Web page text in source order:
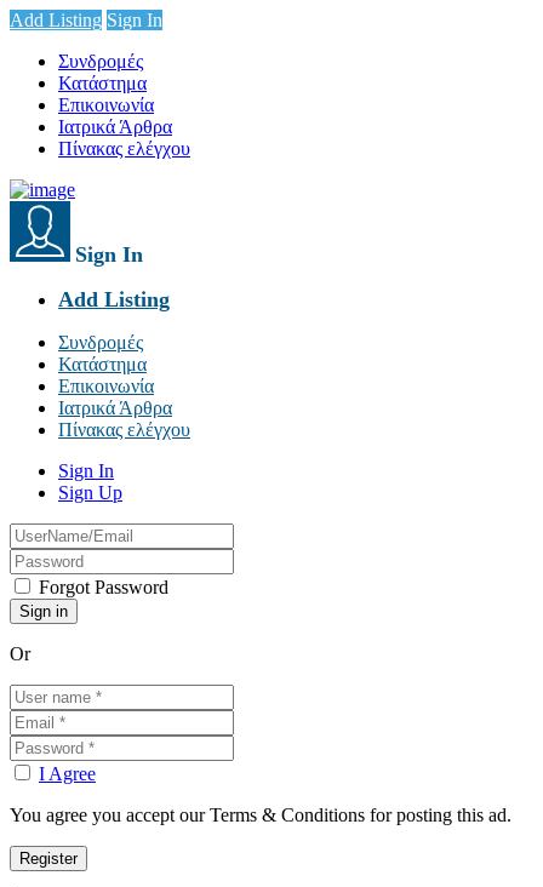
Add Listing Sign In
Συνδρομές
Κατάστημα
Επικοινωνία
Ιατρικά Άρθρα
Πίνακας ελέγχου
Sign In
Add Listing
Συνδρομές
Κατάστημα
Επικοινωνία
Ιατρικά Άρθρα
Πίνακας ελέγχου
Sign In
Sign Up
Forgot Password
Or
I Agree
You agree you accept our Terms & Conditions for posting this ad.